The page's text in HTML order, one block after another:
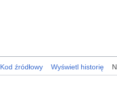
Kod źródłowy Wyświetl historię